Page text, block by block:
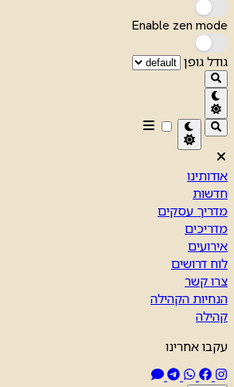
Enable zen mode
גודל גופן
אודותינו
חדשות
מדריך עסקים
מדריכים
אירועים
לוח דרושים
צרו קשר
הנחיות הקהילה
קהילה
עקבו אחרינו